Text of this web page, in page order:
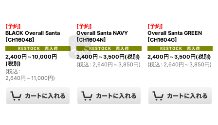
[予約]
BLACK Overall Santa
[CH1604B]
2,400 円 ～10,000 円
(税別)
(税込 :
2,640円 ～11,000円)
[予約]
Overall Santa NAVY
[CH1604N]
2,400 円 ～3,500 円 (税別)
(税込 : 2,640円 ～3,850円)
[予約]
Overall Santa GREEN
[CH1604G]
2,400 円 ～3,500 円 (税別)
(税込 : 2,640円 ～3,850円)